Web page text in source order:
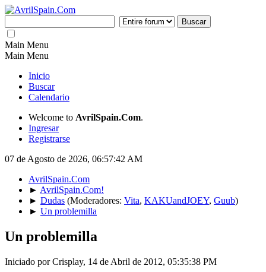
Main Menu
Main Menu
Inicio
Buscar
Calendario
Welcome to AvrilSpain.Com.
Ingresar
Registrarse
07 de Agosto de 2026, 06:57:42 AM
AvrilSpain.Com
► AvrilSpain.Com!
► Dudas (Moderadores: Vita, KAKUandJOEY, Guub)
► Un problemilla
Un problemilla
Iniciado por Crisplay, 14 de Abril de 2012, 05:35:38 PM